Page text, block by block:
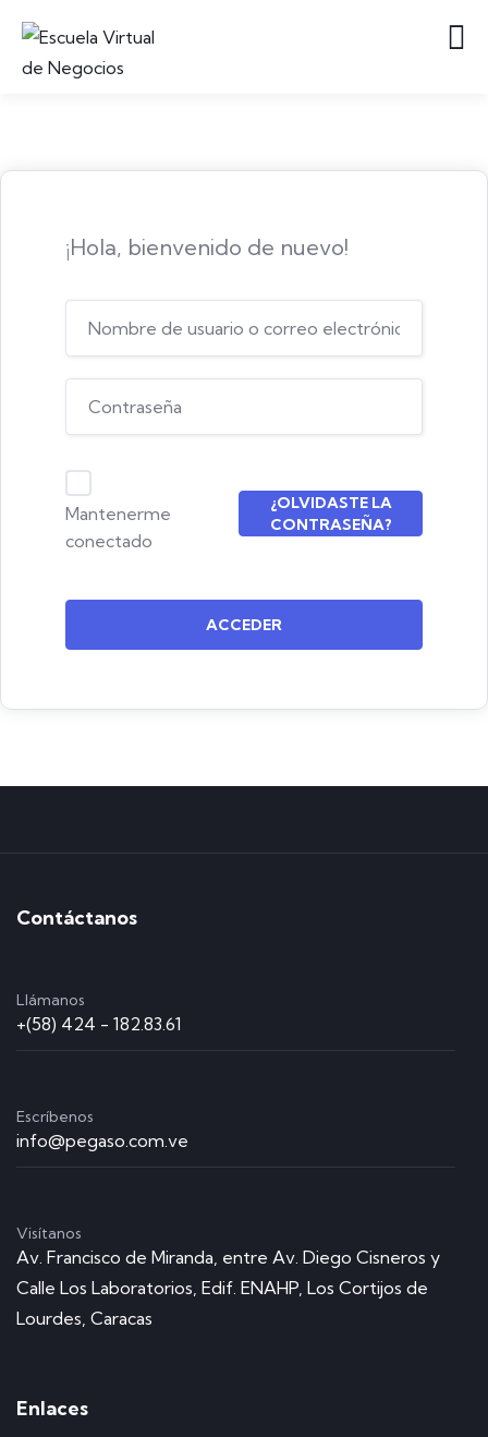
¡Hola, bienvenido de nuevo!
Mantenerme
conectado
¿OLVIDASTE LA
CONTRASEÑA?
ACCEDER
Contáctanos
Llámanos
+(58) 424 - 182.83.61
Escríbenos
info@pegaso.com.ve
Visítanos
Av. Francisco de Miranda, entre Av. Diego Cisneros y
Calle Los Laboratorios, Edif. ENAHP, Los Cortijos de
Lourdes, Caracas
Enlaces